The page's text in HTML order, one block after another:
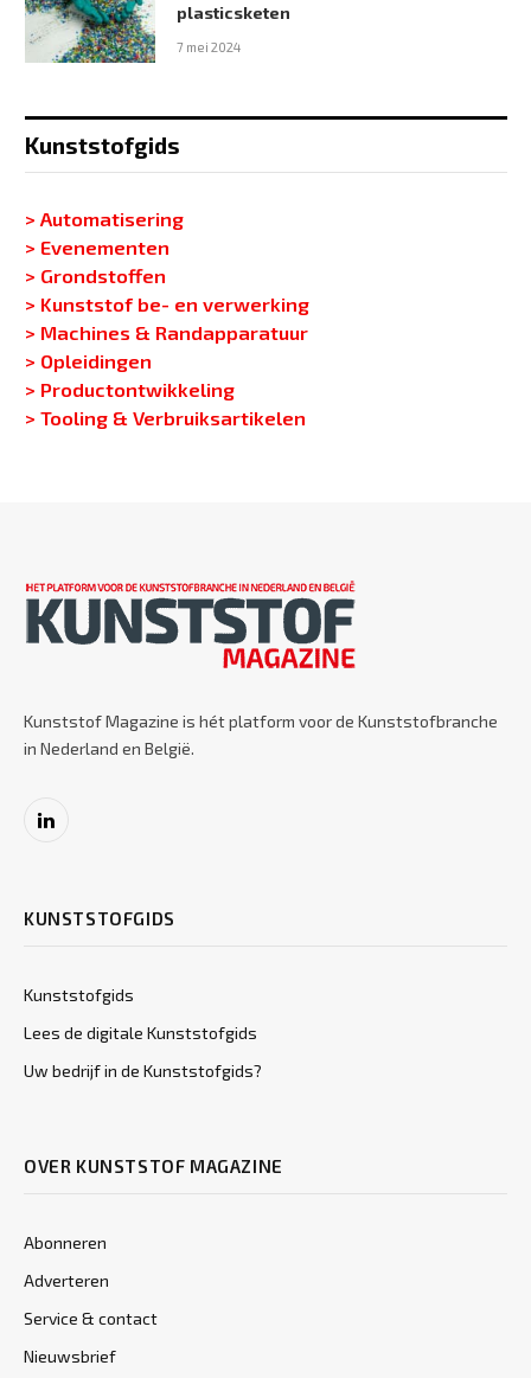
plasticsketen
7 mei 2024
Kunststofgids
> Automatisering
> Evenementen
> Grondstoffen
> Kunststof be- en verwerking
> Machines & Randapparatuur
> Opleidingen
> Productontwikkeling
> Tooling & Verbruiksartikelen
Kunststof Magazine is hét platform voor de Kunststofbranche
in Nederland en België.
LinkedIn
KUNSTSTOFGIDS
Kunststofgids
Lees de digitale Kunststofgids
Uw bedrijf in de Kunststofgids?
OVER KUNSTSTOF MAGAZINE
Abonneren
Adverteren
Service & contact
Nieuwsbrief